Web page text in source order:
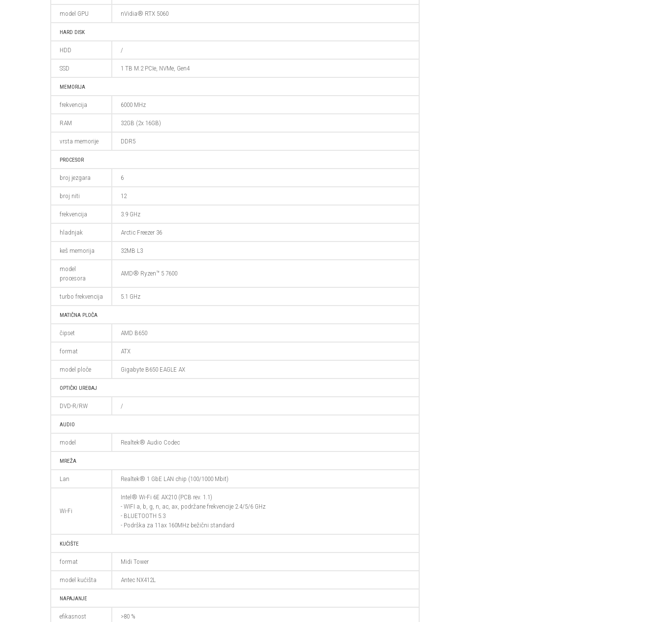
model GPU nVidia® RTX 5060
HARD DISK
HDD /
SSD 1 TB M.2 PCIe, NVMe, Gen4
MEMORIJA
frekvencija 6000 MHz
RAM 32GB (2x 16GB)
vrsta memorije DDR5
PROCESOR
broj jezgara 6
broj niti 12
frekvencija 3.9 GHz
hladnjak Arctic Freezer 36
keš memorija 32MB L3
model
procesora
AMD® Ryzen™ 5 7600
turbo frekvencija 5.1 GHz
MATIČNA PLOČA
čipset AMD B650
format ATX
model ploče Gigabyte B650 EAGLE AX
OPTIČKI UREĐAJ
DVD-R/RW /
AUDIO
model Realtek® Audio Codec
MREŽA
Lan Realtek® 1 GbE LAN chip (100/1000 Mbit)
Wi-Fi
Intel® Wi-Fi 6E AX210 (PCB rev. 1.1)
- WIFI a, b, g, n, ac, ax, podržane frekvencije 2.4/5/6 GHz
- BLUETOOTH 5.3
- Podrška za 11ax 160MHz bežični standard
KUĆIŠTE
format Midi Tower
model kućišta Antec NX412L
NAPAJANJE
efikasnost >80 %